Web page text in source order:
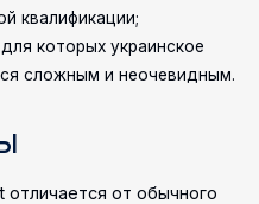
квалификации;
которых украинское
сложным и неочевидным.
от обычного